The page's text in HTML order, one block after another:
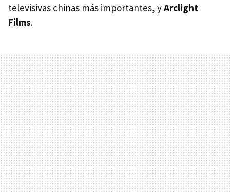
televisivas chinas más importantes, yArclight
Films.